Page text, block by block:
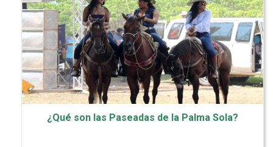
¿Qué son las Paseadas de la Palma Sola?